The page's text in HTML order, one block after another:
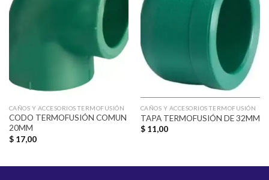
Añadir
CAÑOS Y ACCESORIOS TERMOFUSIÓN
CODO TERMOFUSIÓN COMUN
20MM
$17,00
Añadir
deseos
CAÑOS Y ACCESORIOS TERMOFUSIÓN
TAPA TERMOFUSIÓN DE 32MM
$11,00